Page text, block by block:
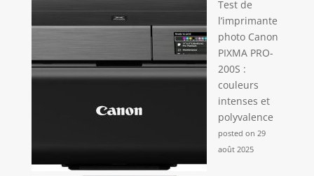
Test de
l’imprimante
photo Canon
PIXMA PRO-
200S :
couleurs
intenses et
polyvalence
posted on 29
août 2025